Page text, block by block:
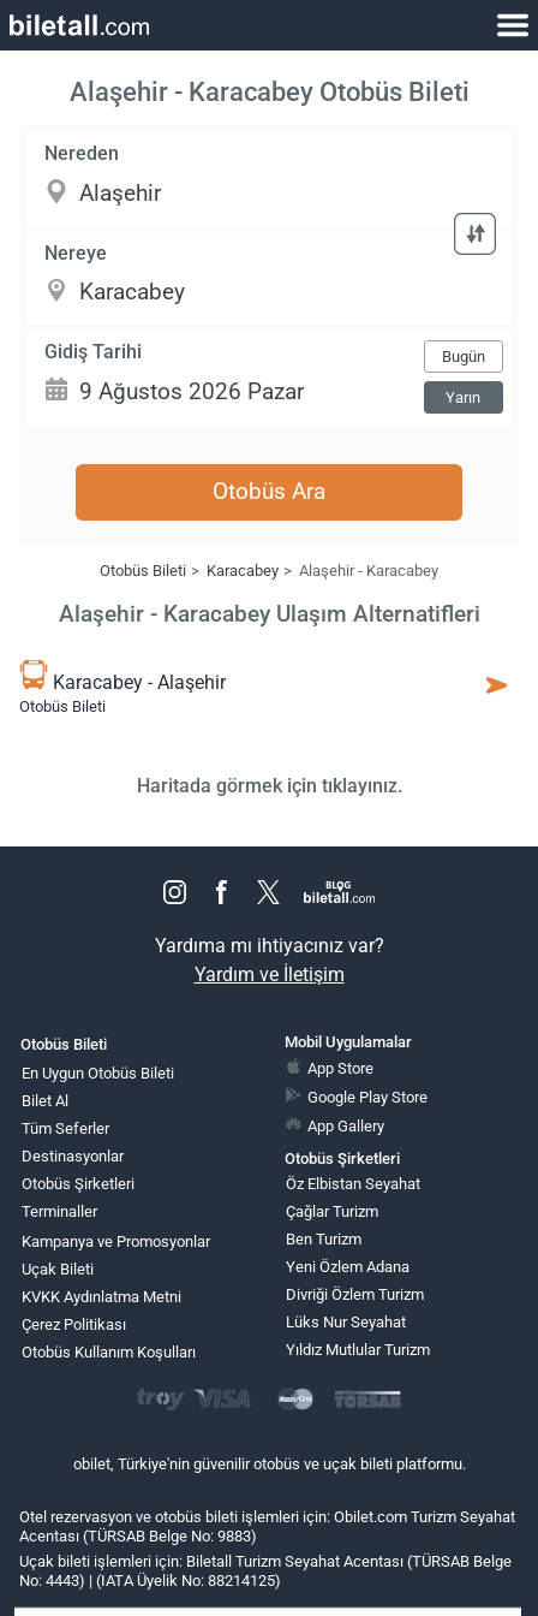
Alaşehir - Karacabey Otobüs Bileti
Nereden
Nereye
Gidiş Tarihi Bugün
Yarın
Otobüs Ara
Otobüs Bileti Karacabey Alaşehir - Karacabey
Alaşehir - Karacabey Ulaşım Alternatifleri
Karacabey - Alaşehir
Otobüs Bileti
Haritada görmek için tıklayınız.
Yardıma mı ihtiyacınız var?
Yardım ve İletişim
Otobüs Bileti
En Uygun Otobüs Bileti
Bilet Al
Tüm Seferler
Destinasyonlar
Otobüs Şirketleri
Terminaller
Kampanya ve Promosyonlar
Uçak Bileti
KVKK Aydınlatma Metni
Çerez Politikası
Otobüs Kullanım Koşulları
Mobil Uygulamalar
App Store
Google Play Store
App Gallery
Otobüs Şirketleri
Öz Elbistan Seyahat
Çağlar Turizm
Ben Turizm
Yeni Özlem Adana
Divriği Özlem Turizm
Lüks Nur Seyahat
Yıldız Mutlular Turizm
obilet, Türkiye'nin güvenilir otobüs ve uçak bileti platformu.
Otel rezervasyon ve otobüs bileti işlemleri için: Obilet.com Turizm Seyahat
Acentası (TÜRSAB Belge No: 9883)
Uçak bileti işlemleri için: Biletall Turizm Seyahat Acentası (TÜRSAB Belge
No: 4443) | (IATA Üyelik No: 88214125)